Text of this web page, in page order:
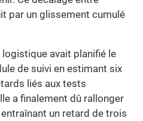
par un glissement cumulé
logistique avait planifié le
de suivi en estimant six
liés aux tests
a finalement dû rallonger
un retard de trois